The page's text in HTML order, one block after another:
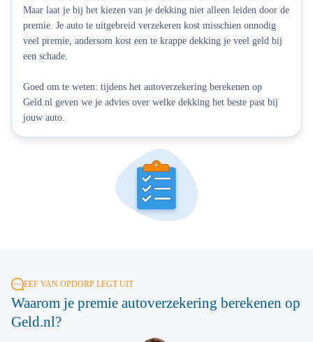
Maar laat je bij het kiezen van je dekking niet alleen leiden door de
premie. Je auto te uitgebreid verzekeren kost misschien onnodig
veel premie, andersom kost een te krappe dekking je veel geld bij
een schade.
Goed om te weten: tijdens het autoverzekering berekenen op
Geld.nl geven we je advies over welke dekking het beste past bij
jouw auto.
EEF VAN OPDORP LEGT UIT
Waarom je premie autoverzekering berekenen op
Geld.nl?